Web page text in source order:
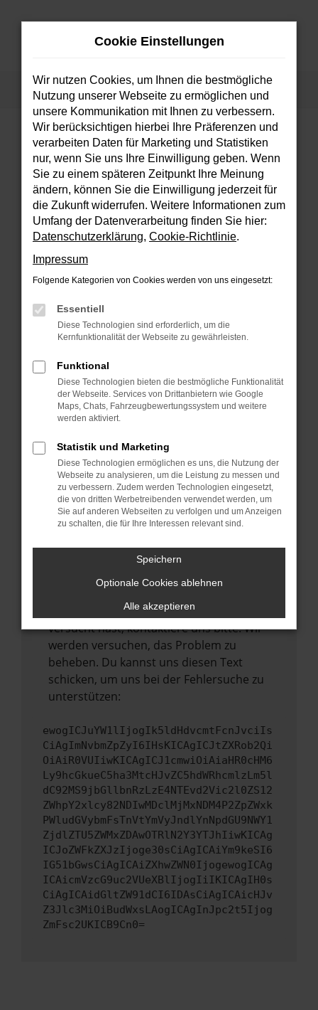
Zum
Startseite Fahrzeugsuche
FEHLER: NETWORK ERROR
Beim Laden ist ein Fehler aufgetreten.
Hier sind ein paar Tipps, die dir helfen können:
Überprüfe deine Firewall und deine
Internetverbindung.
Laden andere Webseiten, zum Beispiel
deine Suchmaschine?
Prüfe deine Browsererweiterungen.
Manche Erweiterungen, wie Werbeblocker,
können das Laden bestimmter Seiten
anderen Browser oder in einem privaten
Fenster?
Starte dein Gerät neu.
vorübergehende Probleme zu beheben.
Stelle sicher, dass dein Browser und dein
Betriebssystem auf dem neuesten Stand
sind.
Veraltete Software birgt nicht nur ein
führen, dass bestimmte Funktionen nicht
Wende dich an den Webseitenbetreiber.
Wenn du alle oben genannten Schritte
versucht hast, kontaktiere uns bitte. Wir
werden versuchen, das Problem zu
beheben. Du kannst uns diesen Text
schicken, um uns bei der Fehlersuche zu
unterstützen:
ewogICJuYW1lIjogIk5ldHdvcmtFcnJvciIs
CiAgImNvbmZpZyI6IHsKICAgICJtZXRob2Qi
OiAiR0VUIiwKICAgICJ1cmwiOiAiaHR0cHM6
Ly9hcGkueC5ha3MtcHJvZC5hdWRhcmlzLm5l
dC92MS9jbGllbnRzLzE4NTEvd2Vic2l0ZS12
ZWhpY2xlcy82NDIwMDclMjMxNDM4P2ZpZWxk
PWludGVybmFsTnVtYmVyJndlYnNpdGU9NWY1
ZjdlZTU5ZWMxZDAwOTRlN2Y3YTJhIiwKICAg
ICJoZWFkZXJzIjoge30sCiAgICAiYm9keSI6
IG51bGwsCiAgICAiZXhwZWN0IjogewogICAg
ICAicmVzcG9uc2VUeXBlIjogIiIKICAgIH0s
CiAgICAidGltZW91dCI6IDAsCiAgICAicHJv
Z3Jlc3MiOiBudWxsLAogICAgInJpc2t5Ijog
ZmFsc2UKICB9Cn0=
Cookie Einstellungen
Wir nutzen Cookies, um Ihnen die bestmögliche
Nutzung unserer Webseite zu ermöglichen und
unsere Kommunikation mit Ihnen zu verbessern.
Wir berücksichtigen hierbei Ihre Präferenzen und
verarbeiten Daten für Marketing und Statistiken
nur, wenn Sie uns Ihre Einwilligung geben. Wenn
Sie zu einem späteren Zeitpunkt Ihre Meinung
ändern, können Sie die Einwilligung jederzeit für
die Zukunft widerrufen. Weitere Informationen zum
Umfang der Datenverarbeitung finden Sie hier:
Datenschutzerklärung, Cookie-Richtlinie.
Impressum
Folgende Kategorien von Cookies werden von uns eingesetzt:
Essentiell
Diese Technologien sind erforderlich, um die
Kernfunktionalität der Webseite zu gewährleisten.
Funktional
Diese Technologien bieten die bestmögliche Funktionalität
der Webseite. Services von Drittanbietern wie Google
Maps, Chats, Fahrzeugbewertungssystem und weitere
werden aktiviert.
Statistik und Marketing
Diese Technologien ermöglichen es uns, die Nutzung der
Webseite zu analysieren, um die Leistung zu messen und
zu verbessern. Zudem werden Technologien eingesetzt,
die von dritten Werbetreibenden verwendet werden, um
Sie auf anderen Webseiten zu verfolgen und um Anzeigen
zu schalten, die für Ihre Interessen relevant sind.
Speichern
Optionale Cookies ablehnen
Alle akzeptieren